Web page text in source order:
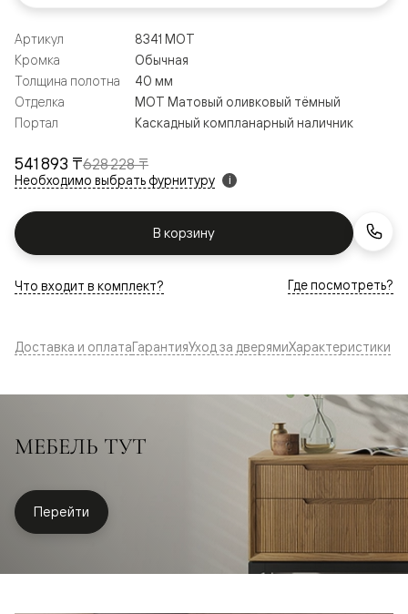
541 893 ₸628 228 ₸
Необходимо выбрать фурнитуру i
В корзину
Артикул
8341 МОТ
Кромка
Обычная
Толщина полотна
40 мм
Отделка
МОТ Матовый оливковый тёмный
Портал
Каскадный компланарный наличник
Что входит в комплект? Где посмотреть?
Доставка и оплатаГарантияУход за дверямиХарактеристики
МЕБЕЛЬ ТУТ
Перейти